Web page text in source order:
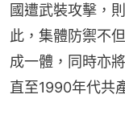
國遭武裝攻擊，
此，集體防禦不
成一體，同時亦
直至1990年代共